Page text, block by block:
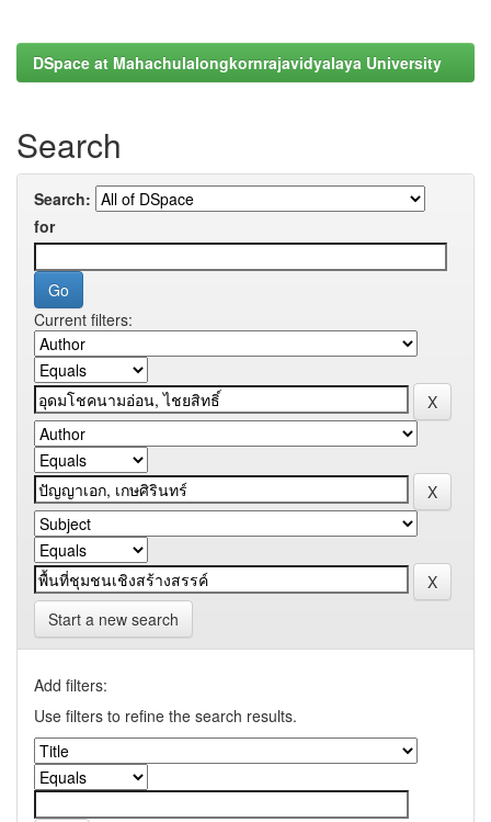
DSpace at Mahachulalongkornrajavidyalaya University
Search
Search:
for
Current filters:
Start a new search
Add filters:
Use filters to refine the search results.